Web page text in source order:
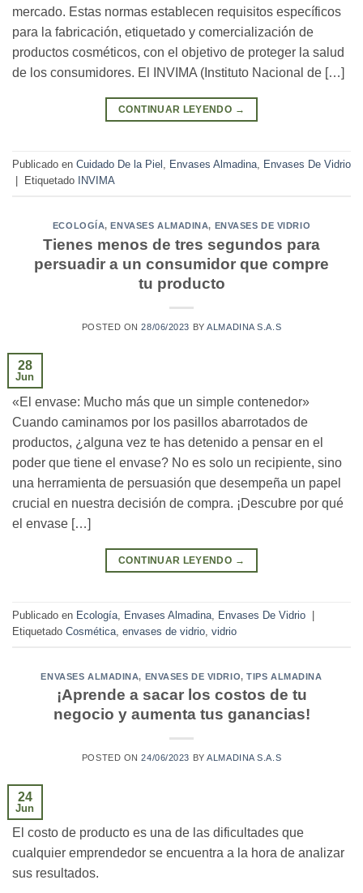
mercado. Estas normas establecen requisitos específicos
para la fabricación, etiquetado y comercialización de
productos cosméticos, con el objetivo de proteger la salud
de los consumidores. El INVIMA (Instituto Nacional de […]
CONTINUAR LEYENDO →
Publicado en Cuidado De la Piel , Envases Almadina, Envases De Vidrio
Etiquetado INVIMA
ECOLOGÍA,ENVASES ALMADINA, ENVASES DE VIDRIO
Tienes menos de tres segundos para
persuadir a un consumidor que compre
tu producto
POSTED ON28/06/2023 BYALMADINA S.A.S
28
Jun
«El envase: Mucho más que un simple contenedor»
Cuando caminamos por los pasillos abarrotados de
productos, ¿alguna vez te has detenido a pensar en el
poder que tiene el envase? No es solo un recipiente, sino
una herramienta de persuasión que desempeña un papel
crucial en nuestra decisión de compra. ¡Descubre por qué
el envase […]
CONTINUAR LEYENDO →
Publicado en Ecología, Envases Almadina, Envases De Vidrio
Etiquetado Cosmética, envases de vidrio, vidrio
ENVASES ALMADINA, ENVASES DE VIDRIO,TIPS ALMADINA
¡Aprende a sacar los costos de tu
negocio y aumenta tus ganancias!
POSTED ON24/06/2023 BYALMADINA S.A.S
24
Jun
El costo de producto es una de las dificultades que
cualquier emprendedor se encuentra a la hora de analizar
sus resultados.